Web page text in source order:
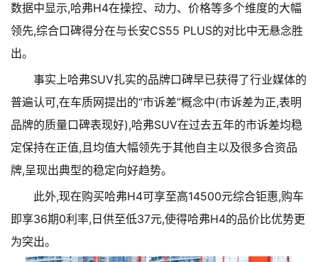
数据中显示,哈弗H4在操控、动力、价格等多个维度的大幅
领先,综合口碑得分在与长安CS55 PLUS的对比中无悬念胜
出。
事实上哈弗SUV扎实的品牌口碑早已获得了行业媒体的
普遍认可,在车质网提出的“市诉差”概念中(市诉差为正,表明
品牌的质量口碑表现好),哈弗SUV在过去五年的市诉差均稳
定保持在正值,且均值大幅领先于其他自主以及很多合资品
牌,呈现出典型的稳定向好趋势。
此外,现在购买哈弗H4可享至高14500元综合钜惠,购车
即享36期0利率,日供至低37元,使得哈弗H4的品价比优势更
为突出。